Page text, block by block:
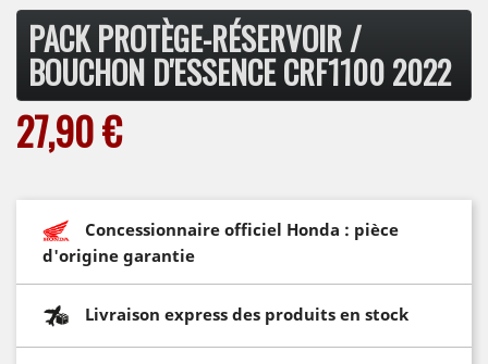
PACK PROTÈGE-RÉSERVOIR /
BOUCHON D'ESSENCE CRF1100 2022
27,90 €
Concessionnaire officiel Honda : pièce
d'origine garantie
Livraison express des produits en stock